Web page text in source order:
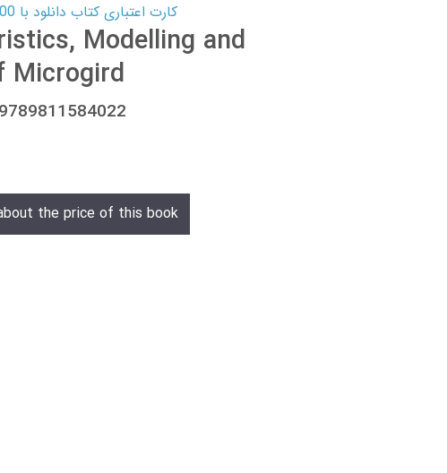
کارت اعتباری کتاب دانلود با 10,000,000 اعتبار دانلود کتاب! کلیک کنید
Modelling and
Microgird
the price of this book